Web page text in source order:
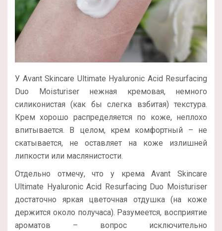
У Avant Skincare Ultimate Hyaluronic Acid Resurfacing
Duo Moisturiser нежная кремовая, немного
силиконистая (как бы слегка взбитая) текстура.
Крем хорошо распределяется по коже, неплохо
впитывается. В целом, крем комфортный – не
скатывается, не оставляет на коже излишней
липкости или маслянистости.
Отдельно отмечу, что у крема Avant Skincare
Ultimate Hyaluronic Acid Resurfacing Duo Moisturiser
достаточно яркая цветочная отдушка (на коже
держится около получаса). Разумеется, восприятие
ароматов – вопрос исключительно